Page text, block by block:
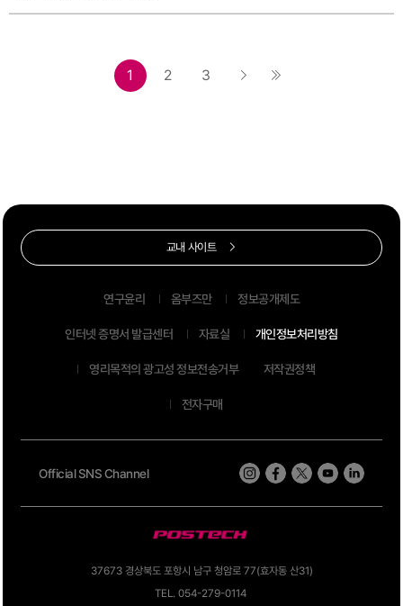
1 2 3
37673 경상북도 포항시 남구 청암로 77(효자동 산31)
TEL. 054-279-0114
Official SNS Channel
연구윤리 옴부즈만 정보공개제도
인터넷 증명서 발급센터 자료실 개인정보처리방침
영리목적의 광고성 정보전송거부 저작권정책
전자구매
교내 사이트